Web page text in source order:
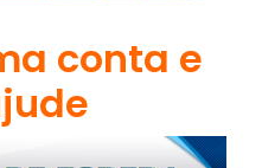
conta e